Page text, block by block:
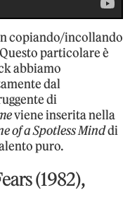
copiando/incollando
particolare è
abbiamo
dal
di
viene inserita nella
of a Spotless Minddi
puro.
(1982),